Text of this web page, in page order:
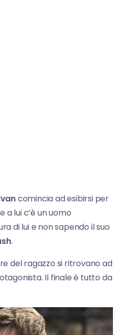
comincia ad esibirsi per
a lui c’è un uomo
di lui e non sapendo il suo
.
del ragazzo si ritrovano ad
Il finale è tutto da